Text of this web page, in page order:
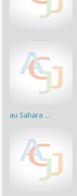
au Sahara ...